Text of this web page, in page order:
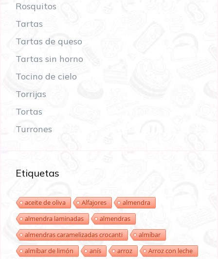
Rosquitos
Tartas
Tartas de queso
Tartas sin horno
Tocino de cielo
Torrijas
Tortas
Turrones
Etiquetas
aceite de oliva Alfajores
almendra
almendra laminadas
almendras
almendras caramelizadas crocanti
almíbar
almíbar de limón
anís arroz
Arroz con leche